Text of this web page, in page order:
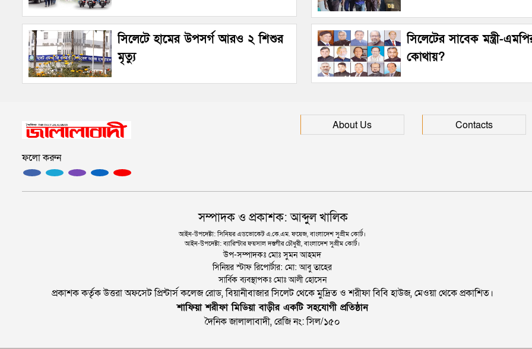
সিলেটে হামের উপসর্গ আরও ২ শিশুর
মৃত্যু
সিলেটের সাবেক মন্ত্রী-
কোথায়?
ফলো করুন
About Us Contacts
সম্পাদক ও প্রকাশক: আব্দুল খালিক
আইন-উপদেষ্টা: সিনিয়র এডভোকেট এ.কে.এম. ফয়েজ, বাংলাদেশ সুপ্রীম কোর্ট।
আইন-উপদেষ্টা: ব্যারিস্টার ফয়সাল দস্তগীর চৌধুরী, বাংলাদেশ সুপ্রীম কোর্ট।
উপ-সম্পাদকঃ মোঃ সুমন আহমদ
সিনিয়র স্টাফ রিপোর্টার: মো: আবু তাহের
সার্বিক ব্যবস্থাপকঃ মোঃ আলী হোসেন
প্রকাশক কর্তৃক উত্তরা অফসেট প্রিন্টার্স কলেজ রোড, বিয়ানীবাজার সিলেট থেকে মুদ্রিত ও শরীফা বিবি হাউজ, মেওয়া থেকে প্রকাশিত।
শাফিয়া শরীফা মিডিয়া বাড়ীর একটি সহযোগী প্রতিষ্ঠান
দৈনিক জালালাবাদী, রেজি নং: সিল/১৫০